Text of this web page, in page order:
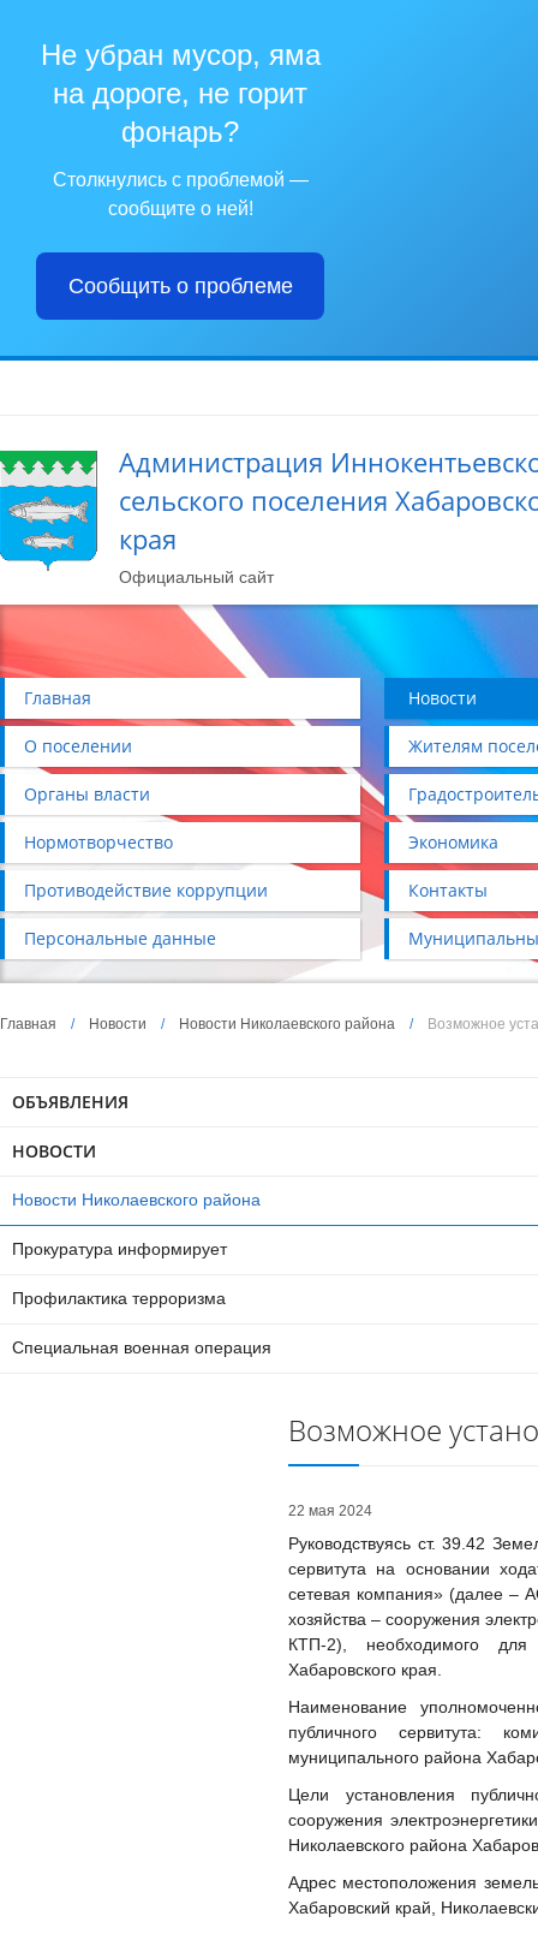
Не убран мусор, яма
на дороге, не горит
фонарь?
Столкнулись с проблемой —
сообщите о ней!
Сообщить о проблеме
Администрация
сельского поселения
края
Официальный сайт
Главная Новости
О поселении Жителям
Органы власти
Нормотворчество Экономика
Противодействие коррупции Контакты
Персональные данные
Главная / Новости / Новости Николаевского района / Возможное
ОБЪЯВЛЕНИЯ
НОВОСТИ
Новости Николаевского района
Прокуратура информирует
Профилактика терроризма
Специальная военная операция
Возможное
22 мая 2024
Руководствуясь ст. 39.42
сервитута на основании
сетевая компания» (далее –
хозяйства – сооружения
КТП-2), необходимого для
Хабаровского края.
Наименование
публичного сервитута:
муниципального района
Цели установления
сооружения
Николаевского района
Адрес местоположения
Хабаровский край,